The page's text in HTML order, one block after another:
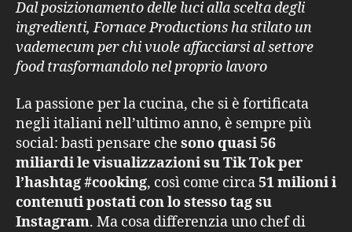
Dal posizionamento delle luci alla scelta degli
ingredienti, Fornace Productions ha stilato un
vademecum per chi vuole affacciarsi al settore
food trasformandolo nel proprio lavoro
La passione per la cucina, che si è fortificata
negli italiani nell’ultimo anno, è sempre più
social: basti pensare che sono quasi 56
miliardi le visualizzazioni su Tik Tok per
l’hashtag #cooking, così come circa51 milioni i
contenuti postati con lo stesso tag su
Instagram. Ma cosa differenzia uno chef di